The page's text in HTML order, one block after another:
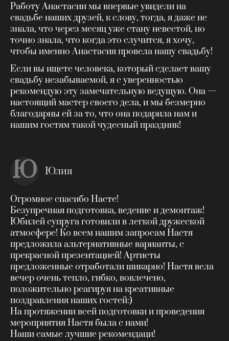
Работу Анастасии мы впервые увидели на
свадьбе наших друзей, к слову, тогда, я даже не
знала, что через месяц уже стану невестой, но
точно знала, что когда это случится, я хочу,
чтобы именно Анастасия провела нашу свадьбу!
Если вы ищете человека, который сделает вашу
свадьбу незабываемой, я с уверенностью
рекомендую эту замечательную ведущую. Она —
настоящий мастер своего дела, и мы безмерно
благодарны ей за то, что она подарила нам и
нашим гостям такой чудесный праздник!
Ю Юлия
Огромное спасибо Насте!
Безупречная подготовка, ведение и демонтаж!
Юбилей супруга готовили в легкой дружеской
атмосфере! Ко всем нашим запросам Настя
предложила альтернативные варианты, с
прекрасной презентацией! Артисты
предложенные отработали шикарно! Настя вела
вечер очень тепло, гибко, вовлечено,
положительно реагируя на креативные
поздравления наших гостей:)
На протяжении всей подготовки и проведения
мероприятия Настя была с нами!
Наши самые лучшие рекомендаци!